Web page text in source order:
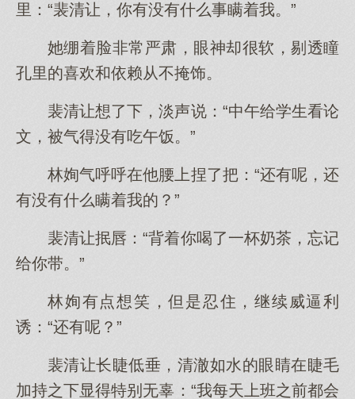
里：“裴清让，你有没有什么事瞒着我。”
她绷着脸非常严肃，眼神却很软，剔透瞳
孔里的喜欢和依赖从不掩饰。
裴清让想了下，淡声说：“中午给学生看论
文，被气得没有吃午饭。”
林姰气呼呼在他腰上捏了把：“还有呢，还
有没有什么瞒着我的？”
裴清让抿唇：“背着你喝了一杯奶茶，忘记
给你带。”
林姰有点想笑，但是忍住，继续威逼利
诱：“还有呢？”
裴清让长睫低垂，清澈如水的眼睛在睫毛
加持之下显得特别无辜：“我每天上班之前都会